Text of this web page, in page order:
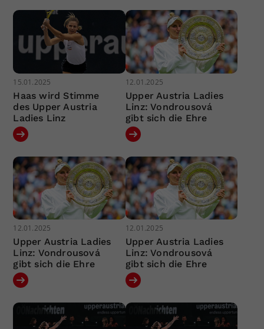
15.01.2025
Haas wird Stimme
des Upper Austria
Ladies Linz
12.01.2025
Upper Austria Ladies
Linz: Vondrousová
gibt sich die Ehre
12.01.2025
Upper Austria Ladies
Linz: Vondrousová
gibt sich die Ehre
12.01.2025
Upper Austria Ladies
Linz: Vondrousová
gibt sich die Ehre